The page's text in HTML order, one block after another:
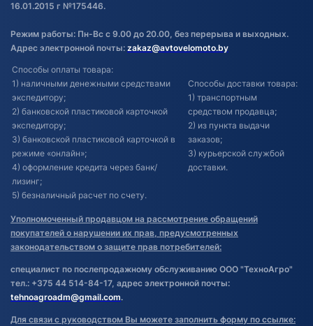
16.01.2015 г №175446.
Режим работы: Пн-Вс с 9.00 до 20.00, без перерыва и выходных.
Адрес электронной почты: zakaz@avtovelomoto.by
Способы оплаты товара:
1) наличными денежными средствами
экспедитору;
2) банковской пластиковой карточкой
экспедитору;
3) банковской пластиковой карточкой в
режиме «онлайн»;
4) оформление кредита через банк/
лизинг;
5) безналичный расчет по счету.
Способы доставки товара:
1) транспортным
средством продавца;
2) из пункта выдачи
заказов;
3) курьерской службой
доставки.
Уполномоченный продавцом на рассмотрение обращений
покупателей о нарушении их прав, предусмотренных
законодательством о защите прав потребителей:
специалист по послепродажному обслуживанию ООО "ТехноАгро"
тел.: +375 44 514-84-17, адрес электронной почты:
tehnoagroadm@gmail.com.
Для связи с руководством Вы можете заполнить форму по ссылке: